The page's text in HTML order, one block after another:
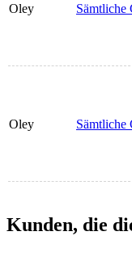
Oley Sämtliche
Oley Sämtliche
Kunden, die